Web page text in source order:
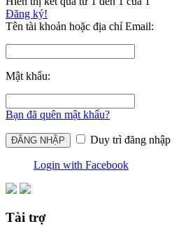
Đăng ký!
Tên tài khoản hoặc địa chỉ Email:
Mật khẩu:
Bạn đã quên mật khẩu?
Duy trì đăng nhập
Login with Facebook
Tài trợ